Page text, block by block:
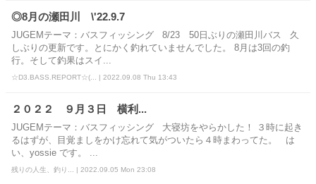
◎8月の瀬田川 \'22.9.7
JUGEMテーマ：バスフィッシング 8/23 50日ぶりの瀬田川バス 久
しぶりの更新です。とにかく釣れていませんでした。 8月は3回の釣
行。そして釣果はスイ...
☆D3.BASS.REPORT☆(... | 2022.09.08 Thu 13:43
２０２２ ９月３日 横利...
JUGEMテーマ：バスフィッシング 大寝坊をやらかした！ ３時に起き
るはずが、目覚ましをかけ忘れて気がついたら４時まわってた。 は
い、yossie です。 ...
残りの人生、釣り... | 2022.09.05 Mon 23:08